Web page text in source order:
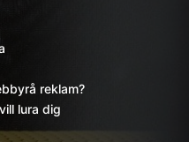
reklam?
lura dig